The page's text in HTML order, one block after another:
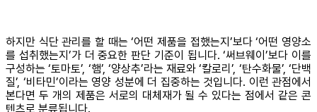
하지만 식단 관리를 할 때는 ‘어떤 제품을 접했는지’보다 ‘어떤 영양소
를 섭취했는지’가 더 중요한 판단 기준이 됩니다. ‘써브웨이’보다 이를
구성하는 ‘토마토’, ‘햄’, ‘양상추’라는 재료와 ‘칼로리’, ‘탄수화물’, ‘단백
질’, ‘비타민’이라는 영양 성분에 더 집중하는 것입니다. 이런 관점에서
본다면 두 개의 제품은 서로의 대체재가 될 수 있다는 점에서 같은 콘
텐츠로 분류됩니다.